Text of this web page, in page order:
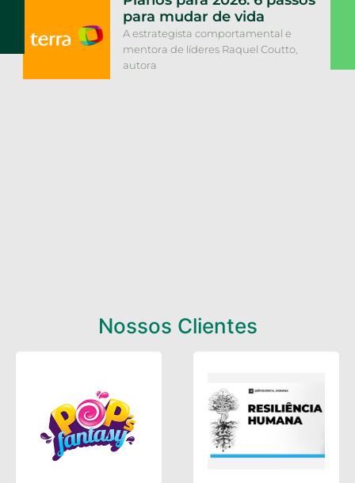
para mudar de vida
A estrategista comportamental e
mentora de líderes Raquel Coutto,
autora
Nossos Clientes